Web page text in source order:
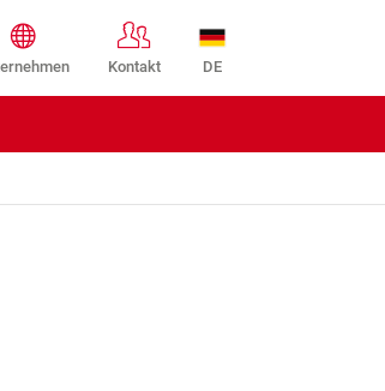
DE
Kontakt